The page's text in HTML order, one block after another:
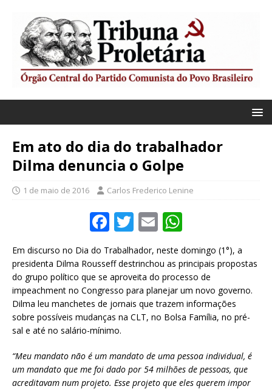
Em ato do dia do trabalhador
Dilma denuncia o Golpe
1 de maio de 2016 Carlos Frederico Lenine
F
a
c
e
b
o
o
k
T
w
it
te
r
E
m
ai
l
at
s
A
p
Em discurso no Dia do Trabalhador, neste domingo (1°), a
presidenta Dilma Rousseff destrinchou as principais propostas
do grupo político que se aproveita do processo de
impeachment no Congresso para planejar um novo governo.
Dilma leu manchetes de jornais que trazem informações
sobre possíveis mudanças na CLT, no Bolsa Família, no pré-
sal e até no salário-mínimo.
“Meu mandato não é um mandato de uma pessoa individual, é
um mandato que me foi dado por 54 milhões de pessoas, que
acreditavam num projeto. Esse projeto que eles querem impor